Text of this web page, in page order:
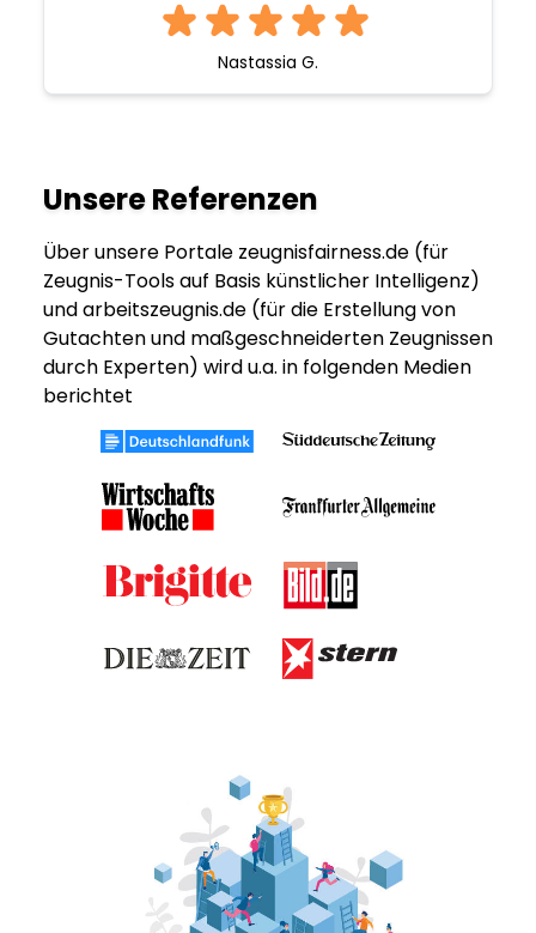
Nastassia G.
Unsere Referenzen
Über unsere Portale zeugnisfairness.de (für
Zeugnis-Tools auf Basis künstlicher Intelligenz)
und arbeitszeugnis.de (für die Erstellung von
Gutachten und maßgeschneiderten Zeugnissen
durch Experten) wird u.a. in folgenden Medien
berichtet